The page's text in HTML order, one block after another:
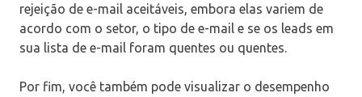
rejeição de e-mail aceitáveis, embora elas variem de
acordo com o setor, o tipo de e-mail e se os leads em
sua lista de e-mail foram quentes ou quentes.
Por fim, você também pode visualizar o desempenho